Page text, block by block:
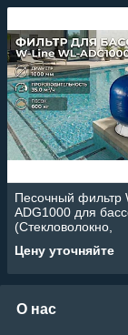
Песочный фильтр
ADG1000 для
(Стекловолокно,
м3/ч, диаметр:
Цену уточняйте
О нас